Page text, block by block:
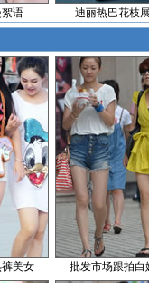
语 迪丽热巴花枝
美女 批发市场跟拍白